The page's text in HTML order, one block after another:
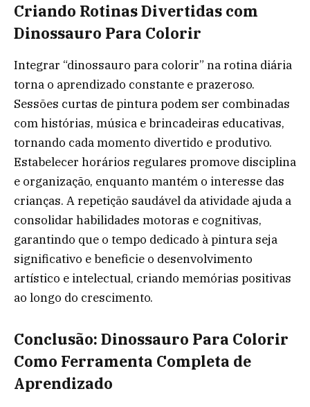
Criando Rotinas Divertidas com
Dinossauro Para Colorir
Integrar “dinossauro para colorir” na rotina diária
torna o aprendizado constante e prazeroso.
Sessões curtas de pintura podem ser combinadas
com histórias, música e brincadeiras educativas,
tornando cada momento divertido e produtivo.
Estabelecer horários regulares promove disciplina
e organização, enquanto mantém o interesse das
crianças. A repetição saudável da atividade ajuda a
consolidar habilidades motoras e cognitivas,
garantindo que o tempo dedicado à pintura seja
significativo e beneficie o desenvolvimento
artístico e intelectual, criando memórias positivas
ao longo do crescimento.
Conclusão: Dinossauro Para Colorir
Como Ferramenta Completa de
Aprendizado